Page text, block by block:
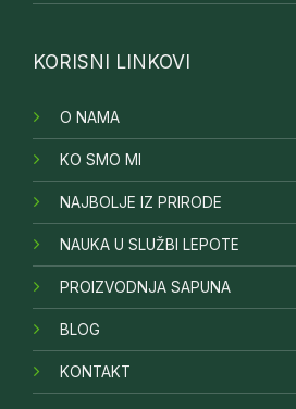
KORISNI LINKOVI
O NAMA
KO SMO MI
NAJBOLJE IZ PRIRODE
NAUKA U SLUŽBI LEPOTE
PROIZVODNJA SAPUNA
BLOG
KONTAKT